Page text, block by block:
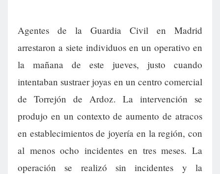
Agentes de la Guardia Civil en Madrid
arrestaron a siete individuos en un operativo en
la mañana de este jueves, justo cuando
intentaban sustraer joyas en un centro comercial
de Torrejón de Ardoz. La intervención se
produjo en un contexto de aumento de atracos
en establecimientos de joyería en la región, con
al menos ocho incidentes en tres meses. La
operación se realizó sin incidentes y la